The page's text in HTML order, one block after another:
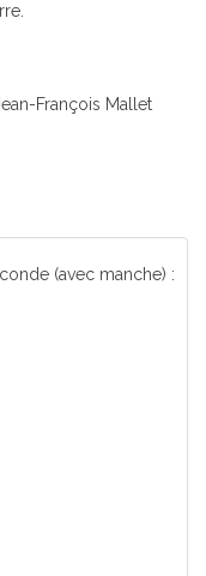
François Mallet
(avec manche) :